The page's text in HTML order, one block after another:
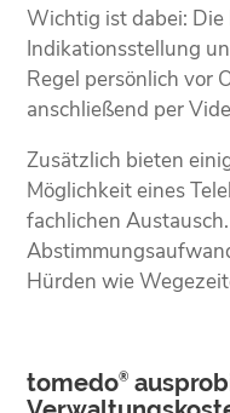
Wichtig ist dabei:
Indikationsstellung
Regel persönlich vor
anschließend per
Zusätzlich bieten
Möglichkeit eines
fachlichen
Hürden wie
tomedo®